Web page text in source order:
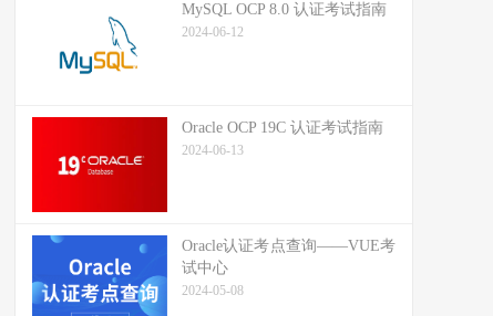
MySQL OCP 8.0 认证考试指南
2024-06-12
Oracle OCP 19C 认证考试指南
2024-06-13
Oracle认证考点查询——VUE考
试中心
2024-05-08